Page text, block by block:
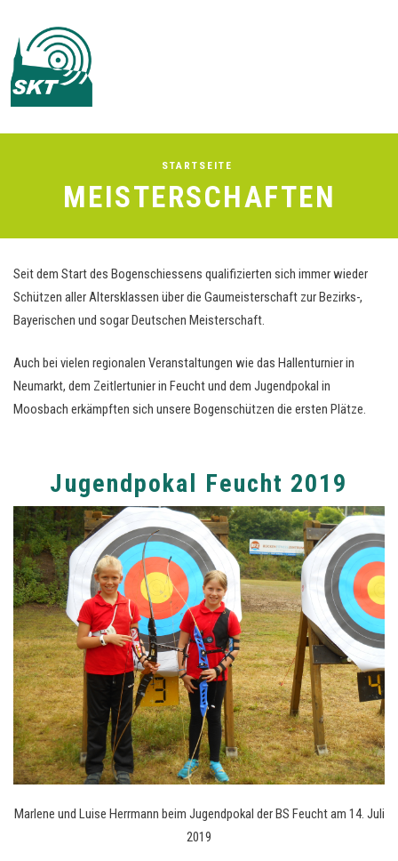
STARTSEITE
MEISTERSCHAFTEN
Seit dem Start des Bogenschiessens qualifizierten sich immer wieder
Schützen aller Altersklassen über die Gaumeisterschaft zur Bezirks-,
Bayerischen und sogar Deutschen Meisterschaft.
Auch bei vielen regionalen Veranstaltungen wie das Hallenturnier in
Neumarkt, dem Zeitlertunier in Feucht und dem Jugendpokal in
Moosbach erkämpften sich unsere Bogenschützen die ersten Plätze.
Jugendpokal Feucht 2019
Marlene und Luise Herrmann beim Jugendpokal der BS Feucht am 14. Juli
2019